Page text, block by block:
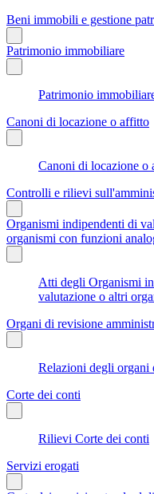
Beni immobili e gestione
Patrimonio immobiliare
Patrimonio
Canoni di locazione o affitto
Canoni di locazione o
Controlli e rilievi
Organismi indipendenti di
organismi con funzioni
Atti degli Organismi
valutazione o altri
Organi di revisione
Relazioni degli organi
Corte dei conti
Rilievi Corte dei conti
Servizi erogati